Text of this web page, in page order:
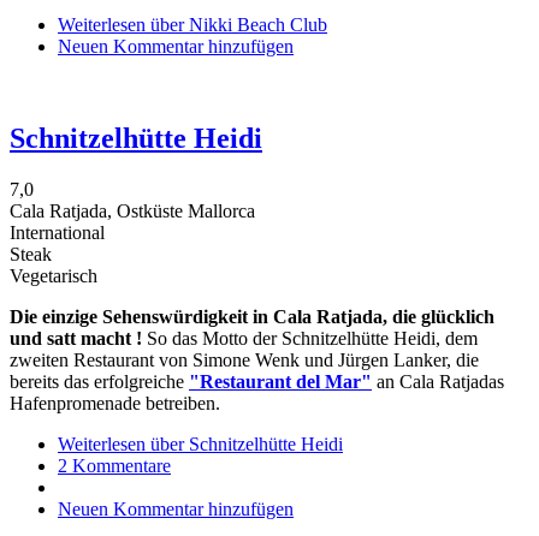
Weiterlesen über Nikki Beach Club
Neuen Kommentar hinzufügen
Schnitzelhütte Heidi
7,0
Cala Ratjada, Ostküste Mallorca
International
Steak
Vegetarisch
Die einzige Sehenswürdigkeit in Cala Ratjada, die glücklich
und satt macht ! So das Motto der Schnitzelhütte Heidi, dem
zweiten Restaurant von Simone Wenk und Jürgen Lanker, die
bereits das erfolgreiche "Restaurant del Mar" an Cala Ratjadas
Hafenpromenade betreiben.
Weiterlesen über Schnitzelhütte Heidi
2 Kommentare
Neuen Kommentar hinzufügen